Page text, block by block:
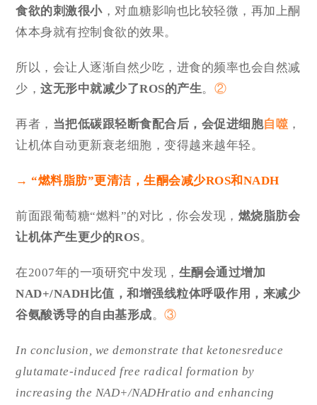
食欲的刺激很小，对血糖影响也比较轻微，再加上酮
体本身就有控制食欲的效果。
所以，会让人逐渐自然少吃，进食的频率也会自然减
少，这无形中就减少了ROS的产生。 ②
再者， 当把低碳跟轻断食配合后，会促进细胞自噬 ，
让机体自动更新衰老细胞，变得越来越年轻。
→ “燃料脂肪”更清洁，生酮会减少ROS和NADH
前面跟葡萄糖“燃料”的对比，你会发现， 燃烧脂肪会
让机体产生更少的ROS。
在2007年的一项研究中发现， 生酮会通过增加
NAD+/NADH比值，和增强线粒体呼吸作用，来减少
谷氨酸诱导的自由基形成。③
In conclusion, we demonstrate that ketonesreduce
glutamate-induced free radical formation by
increasing the NAD+/NADHratio and enhancing